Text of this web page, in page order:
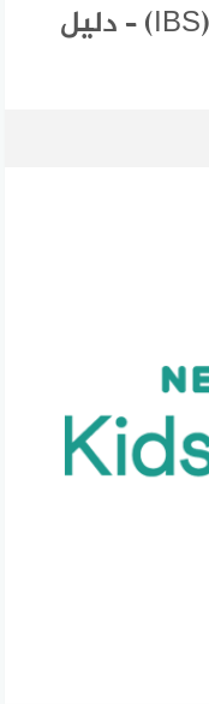
متلازمة القولون العصبي (IBS) – دليل